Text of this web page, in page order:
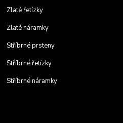
Zlaté řetízky
Zlaté náramky
Stříbrné prsteny
Stříbrné řetízky
Stříbrné náramky